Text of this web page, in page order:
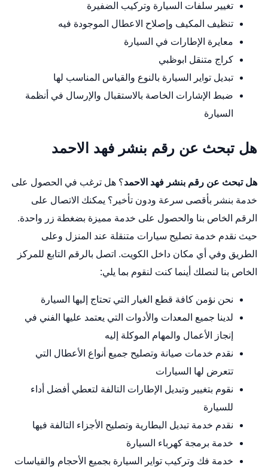
تغيير سلفات السيارة وتركيب الضفيرة
تنظيف المكيف وإصلاح الاعطال الموجودة فيه
معايرة الإطارات في السيارة
كراج متنقل ابوظبي
تبديل تواير السيارة بالنوع والقياس المناسب لها
ضبط الإشارات الخاصة بالاستقبال والإرسال في أنظمة
السيارة
هل تبحث عن رقم بنشر فهد الاحمد
هل تبحث عن رقم بنشر فهد الاحمد؟ هل ترغب في الحصول على
خدمة بنشر بأقصى سرعة ودون تأخير؟ يمكنك الاتصال على
الرقم الخاص بنا والحصول على خدمة مميزة بضغطة زر واحدة.
حيث نقدم خدمة تصليح سيارات متنقلة عند المنزل وعلى
الطريق وفي أي مكان داخل الكويت. اتصل بالرقم التابع للمركز
الخاص بنا لنصلك أينما كنت لنقوم بما يلي:
نحن نؤمن كافة قطع الغيار التي تحتاج إليها السيارة
لدينا جميع المعدات والأدوات التي يعتمد عليها الفني في
إنجاز الأعمال والمهام الموكلة إليه
نقدم خدمات صيانة وتصليح جميع أنواع الأعطال التي
تتعرض لها السيارات
نقوم بتغيير وتبديل الإطارات التالفة لتعطي أفضل أداء
للسيارة
نقدم خدمة تبديل البطارية وتصليح الأجزاء التالفة فيها
خدمة برمجة كهرباء السيارة
خدمة فك وتركيب تواير السيارة بجميع الأحجام والقياسات